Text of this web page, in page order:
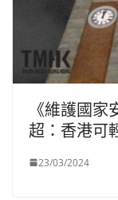
《維護國
超：香港可
23/03/2024